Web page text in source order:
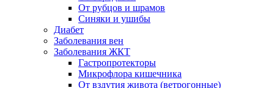
От рубцов и шрамов
Синяки и ушибы
Диабет
Заболевания вен
Заболевания ЖКТ
Гастропротекторы
Микрофлора кишечника
От вздутия живота (ветрогонные)